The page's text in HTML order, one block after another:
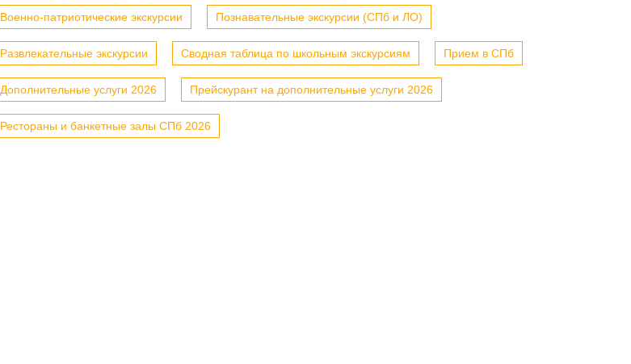
Военно-патриотические экскурсии Познавательные экскурсии (СПб и ЛО)
Развлекательные экскурсии Сводная таблица по школьным экскурсиям Прием в СПб
Дополнительные услуги 2026 Прейскурант на дополнительные услуги 2026
Рестораны и банкетные залы СПб 2026